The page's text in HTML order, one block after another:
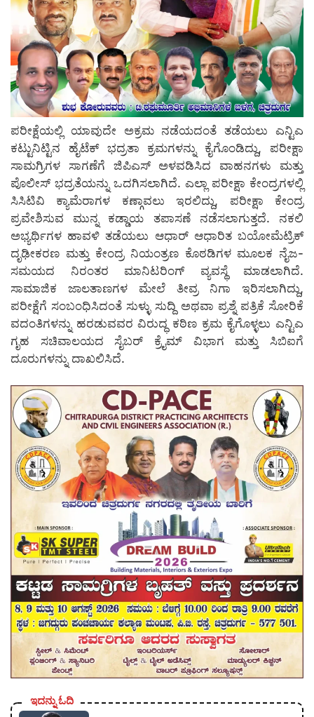
ಪರೀಕ್ಷೆಯಲ್ಲಿ ಯಾವುದೇ ಅಕ್ರಮ ನಡೆಯದಂತೆ ತಡೆಯಲು ಎನ್ಟಿಎ
ಕಟ್ಟುನಿಟ್ಟಿನ ಹೈಟೆಕ್ ಭದ್ರತಾ ಕ್ರಮಗಳನ್ನು ಕೈಗೊಂಡಿದ್ದು, ಪರೀಕ್ಷಾ
ಸಾಮಗ್ರಿಗಳ ಸಾಗಣೆಗೆ ಜಿಪಿಎಸ್ ಅಳವಡಿಸಿದ ವಾಹನಗಳು ಮತ್ತು
ಪೊಲೀಸ್ ಭದ್ರತೆಯನ್ನು ಒದಗಿಸಲಾಗಿದೆ. ಎಲ್ಲಾ ಪರೀಕ್ಷಾ ಕೇಂದ್ರಗಳಲ್ಲಿ
ಸಿಸಿಟಿವಿ ಕ್ಯಾಮೆರಾಗಳ ಕಣ್ಗಾವಲು ಇರಲಿದ್ದು, ಪರೀಕ್ಷಾ ಕೇಂದ್ರ
ಪ್ರವೇಶಿಸುವ ಮುನ್ನ ಕಡ್ಡಾಯ ತಪಾಸಣೆ ನಡೆಸಲಾಗುತ್ತದೆ. ನಕಲಿ
ಅಭ್ಯರ್ಥಿಗಳ ಹಾವಳಿ ತಡೆಯಲು ಆಧಾರ್ ಆಧಾರಿತ ಬಯೋಮೆಟ್ರಿಕ್
ದೃಢೀಕರಣ ಮತ್ತು ಕೇಂದ್ರ ನಿಯಂತ್ರಣ ಕೊಠಡಿಗಳ ಮೂಲಕ ನೈಜ-
ಸಮಯದ ನಿರಂತರ ಮಾನಿಟರಿಂಗ್ ವ್ಯವಸ್ಥೆ ಮಾಡಲಾಗಿದೆ.
ಸಾಮಾಜಿಕ ಜಾಲತಾಣಗಳ ಮೇಲೆ ತೀವ್ರ ನಿಗಾ ಇರಿಸಲಾಗಿದ್ದು,
ಪರೀಕ್ಷೆಗೆ ಸಂಬಂಧಿಸಿದಂತೆ ಸುಳ್ಳು ಸುದ್ದಿ ಅಥವಾ ಪ್ರಶ್ನೆ ಪತ್ರಿಕೆ ಸೋರಿಕೆ
ವದಂತಿಗಳನ್ನು ಹರಡುವವರ ವಿರುದ್ಧ ಕಠಿಣ ಕ್ರಮ ಕೈಗೊಳ್ಳಲು ಎನ್ಟಿಎ
ಗೃಹ ಸಚಿವಾಲಯದ ಸೈಬರ್ ಕ್ರೈಮ್ ವಿಭಾಗ ಮತ್ತು ಸಿಬಿಐಗೆ
ದೂರುಗಳನ್ನು ದಾಖಲಿಸಿದೆ.
ಇದನ್ನು ಓದಿ